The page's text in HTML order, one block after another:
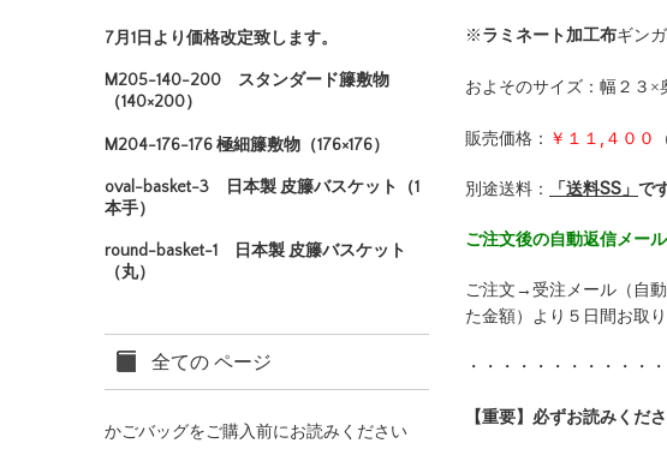
※ ラミネート加工布ギン
およそのサイズ：幅２３×
販売価格： ￥１１,４００
別途送料： 「送料SS」 で
ご注文後の自動返信メー
ご注文→受注メール（自
た金額）より５日間お取
・・・・・・・・・・・
【重要】必ずお読みくださ
7月1日より価格改定致します。
M205-140-200 スタンダード籐敷物
（140×200）
M204-176-176 極細籐敷物（176×176）
oval-basket-3 日本製 皮籐バスケット（1
本手）
round-basket-1 日本製 皮籐バスケット
（丸）
全ての ページ
かごバッグをご購入前にお読みください